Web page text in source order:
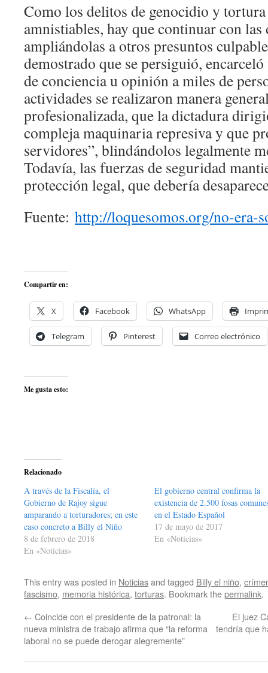
Como los delitos de genocidio y
amnistiables, hay que continuar con
ampliándolas a otros presuntos
demostrado que se persiguió,
de conciencia u opinión a miles de
actividades se realizaron manera
profesionalizada, que la dictadura
compleja maquinaria represiva y que
servidores”, blindándolos legalmente
Todavía, las fuerzas de seguridad
protección legal, que debería
Fuente: http://loquesomos.org/no-era-
Compartir en:
X Facebook WhatsApp
Telegram Pinterest Correo electrónico
Me gusta esto:
Relacionado
A través de la Fiscalía, el
Gobierno de Rajoy sigue
amparando a torturadores; en este
caso concreto a Billy el Niño
8 de febrero de 2018
En «Noticias»
El gobierno central confirma la
existencia de 2.500 fosas
en el Estado Español
17 de mayo de 2017
En «Noticias»
This entry was posted in Noticiasand tagged Billy el niño,
fascismo, memoria histórica, torturas. Bookmark thepermalink.
← Coincide con el presidente de la patronal: la
nueva ministra de trabajo afirma que “la reforma
laboral no se puede derogar alegremente”
El juez
tendría que